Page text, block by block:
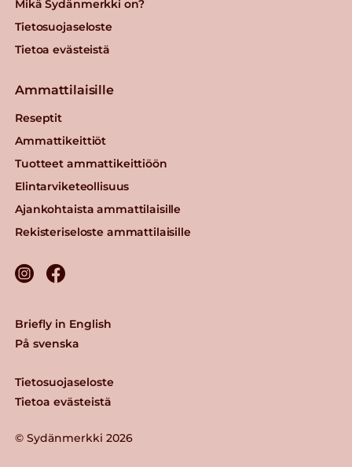
Mikä Sydänmerkki on?
Tietosuojaseloste
Tietoa evästeistä
Ammattilaisille
Reseptit
Ammattikeittiöt
Tuotteet ammattikeittiöön
Elintarviketeollisuus
Ajankohtaista ammattilaisille
Rekisteriseloste ammattilaisille
© Sydänmerkki 2026
Tietosuojaseloste
Tietoa evästeistä
Briefly in English
På svenska